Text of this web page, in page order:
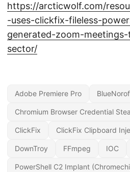
https://arcticwolf.com/
-uses-clickfix-fileless-
generated-zoom-
sector/
Adobe Premiere Pro
Chromium Browser Credential
ClickFix ClickFix Clipboard
DownTroy FFmpeg IOC
PowerShell C2 Implant